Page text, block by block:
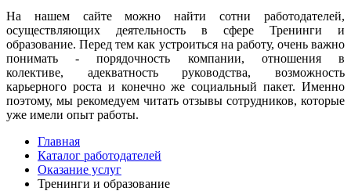
На нашем сайте можно найти сотни работодателей,
осуществляющих деятельность в сфере Тренинги и
образование. Перед тем как устроиться на работу, очень важно
понимать - порядочность компании, отношения в
колективе, адекватность руководства, возможность
карьерного роста и конечно же социальный пакет. Именно
поэтому, мы рекомедуем читать отзывы сотрудников, которые
уже имели опыт работы.
Главная
Каталог работодателей
Оказание услуг
Тренинги и образование